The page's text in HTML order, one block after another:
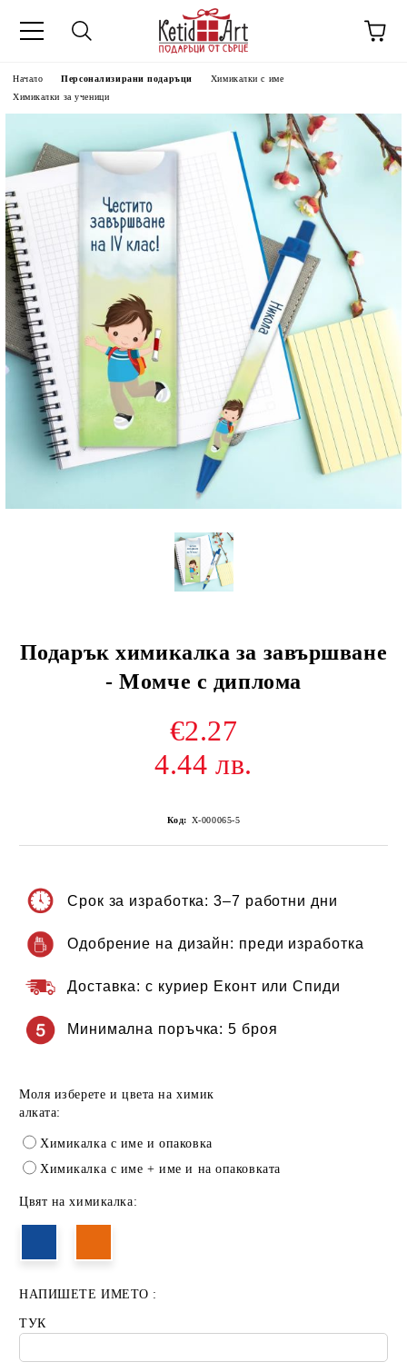
Начало Персонализирани подаръци
Химикалки с име
Химикалки за ученици
Подарък химикалка за завършване
- Момче с диплома
€2.27
4.44 лв.
Код: Х-000065-5
Срок за изработка: 3–7 работни дни
Одобрение на дизайн: преди изработка
Доставка: с куриер Еконт или Спиди
Минимална поръчка: 5 броя
Моля изберете и цвета на химик
алката:
Химикалка с име и опаковка
Химикалка с име + име и на опаковката
Цвят на химикалка:
НАПИШЕТЕ ИМЕТО :
ТУК